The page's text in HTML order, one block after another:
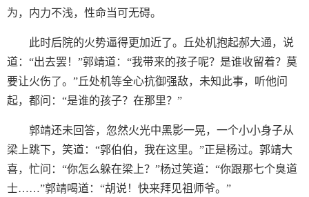
为，内力不浅，性命当可无碍。
此时后院的火势逼得更加近了。丘处机抱起郝大通，说
道：“出去罢！”郭靖道：“我带来的孩子呢？是谁收留着？莫
要让火伤了。”丘处机等全心抗御强敌，未知此事，听他问
起，都问：“是谁的孩子？在那里？”
郭靖还未回答，忽然火光中黑影一晃，一个小小身子从
梁上跳下，笑道：“郭伯伯，我在这里。”正是杨过。郭靖大
喜，忙问：“你怎么躲在梁上？”杨过笑道：“你跟那七个臭道
士……”郭靖喝道：“胡说！快来拜见祖师爷。”